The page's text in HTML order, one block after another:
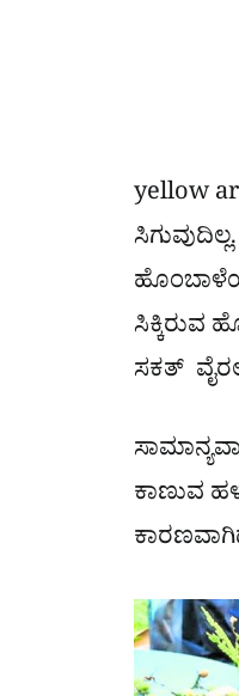
yellow
ಸಿಕ್ಕಿರುವ
ಸಕತ್
ಕಾಣುವ